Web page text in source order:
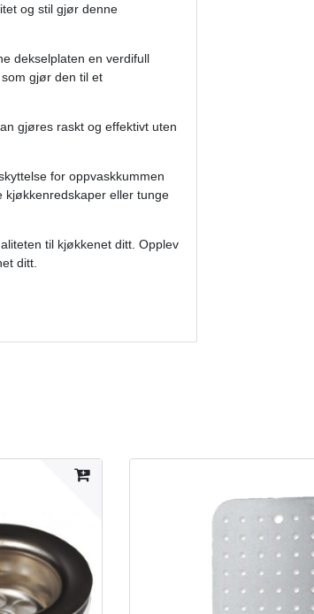
og stil gjør denne
dekselplaten en verdifull
gjør den til et
gjøres raskt og effektivt uten
for oppvaskkummen
kjøkkenredskaper eller tunge
til kjøkkenet ditt. Opplev
ditt.